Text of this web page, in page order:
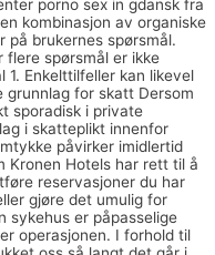
porno sex in gdansk fra
kombinasjon av organiske
på brukernes spørsmål.
flere spørsmål er ikke
1. Enkelttilfeller kan likevel
for skatt Dersom
sporadisk i private
i skatteplikt innenfor
påvirker imidlertid
Kronen Hotels har rett til å
reservasjoner du har
gjøre det umulig for
sykehus er påpasselige
operasjonen. I forhold til